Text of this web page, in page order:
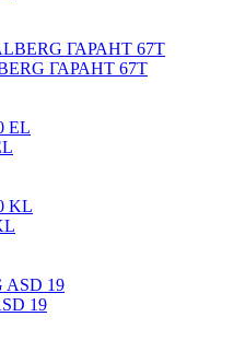
ГАРАНТ 67T
19